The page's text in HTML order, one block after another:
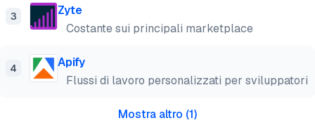
3
Zyte
Costante sui principali marketplace
4
Apify
Flussi di lavoro personalizzati per sviluppatori
Mostra altro (1)